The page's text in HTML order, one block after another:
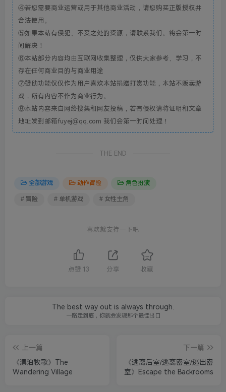
④若您需要商业运营或用于其他商业活动，请您购买正版授权并
合法使用。
⑤如果本站有侵犯、不妥之处的资源，请联系我们。将会第一时
间解决！
⑥本站部分内容均由互联网收集整理，仅供大家参考、学习，不
存在任何商业目的与商业用途
⑦赞助功能仅仅作为用户喜欢本站捐赠打赏功能，本站不贩卖游
戏，所有内容不作为商业行为。
⑧本站内容来自网络搜集和网友投稿，若有侵权请将证明和文章
地址发到邮箱fuyej@qq.com 我们会第一时间处理！
THE END
全部游戏 动作冒险 角色扮演
# 冒险 # 单机游戏 # 女性主角
喜欢就支持一下吧
点赞 13 分享 收藏
The best way out is always through.
一路走到底，你就会发现那个最佳出口
上一篇
《漂泊牧歌》The
Wandering Village
下一篇
《逃离后室/逃离密室/逃出密
室》Escape the Backrooms